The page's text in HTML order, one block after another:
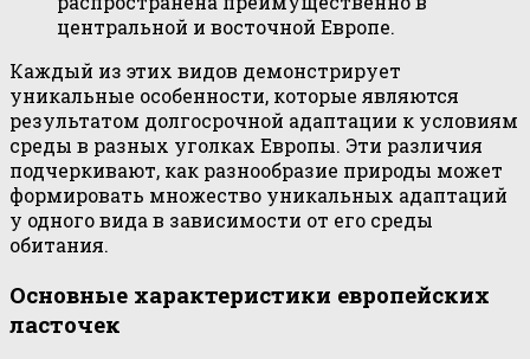
центральной и восточной Европе.
Каждый из этих видов демонстрирует
уникальные особенности, которые являются
результатом долгосрочной адаптации к условиям
среды в разных уголках Европы. Эти различия
подчеркивают, как разнообразие природы может
формировать множество уникальных адаптаций
у одного вида в зависимости от его среды
обитания.
Основные характеристики европейских
ласточек